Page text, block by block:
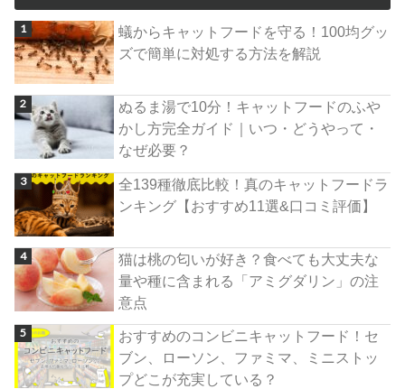
蟻からキャットフードを守る！100均グッ
ズで簡単に対処する方法を解説
ぬるま湯で10分！キャットフードのふや
かし方完全ガイド｜いつ・どうやって・
なぜ必要？
全139種徹底比較！真のキャットフードラ
ンキング【おすすめ11選&口コミ評価】
猫は桃の匂いが好き？食べても大丈夫な
量や種に含まれる「アミグダリン」の注
意点
おすすめのコンビニキャットフード！セ
ブン、ローソン、ファミマ、ミニストッ
プどこが充実している？